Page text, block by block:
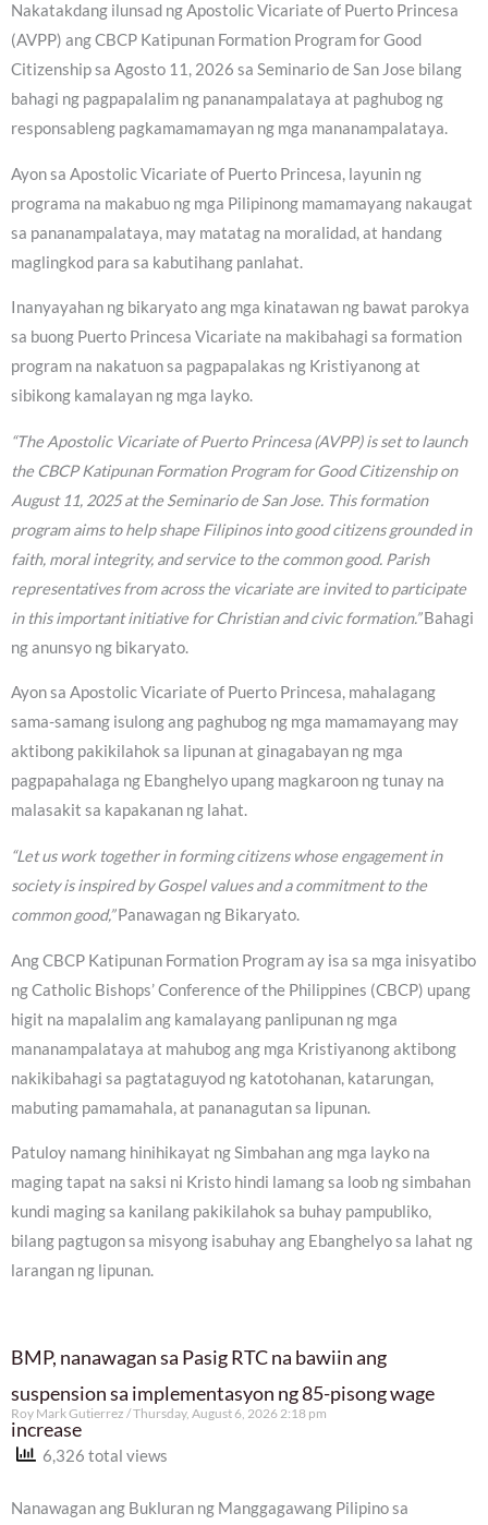
Nakatakdang ilunsad ng Apostolic Vicariate of Puerto Princesa
(AVPP) ang CBCP Katipunan Formation Program for Good
Citizenship sa Agosto 11, 2026 sa Seminario de San Jose bilang
bahagi ng pagpapalalim ng pananampalataya at paghubog ng
responsableng pagkamamamayan ng mga mananampalataya.
Ayon sa Apostolic Vicariate of Puerto Princesa, layunin ng
programa na makabuo ng mga Pilipinong mamamayang nakaugat
sa pananampalataya, may matatag na moralidad, at handang
maglingkod para sa kabutihang panlahat.
Inanyayahan ng bikaryato ang mga kinatawan ng bawat parokya
sa buong Puerto Princesa Vicariate na makibahagi sa formation
program na nakatuon sa pagpapalakas ng Kristiyanong at
sibikong kamalayan ng mga layko.
“The Apostolic Vicariate of Puerto Princesa (AVPP) is set to launch
the CBCP Katipunan Formation Program for Good Citizenship on
August 11, 2025 at the Seminario de San Jose. This formation
program aims to help shape Filipinos into good citizens grounded in
faith, moral integrity, and service to the common good. Parish
representatives from across the vicariate are invited to participate
in this important initiative for Christian and civic formation.”Bahagi
ng anunsyo ng bikaryato.
Ayon sa Apostolic Vicariate of Puerto Princesa, mahalagang
sama-samang isulong ang paghubog ng mga mamamayang may
aktibong pakikilahok sa lipunan at ginagabayan ng mga
pagpapahalaga ng Ebanghelyo upang magkaroon ng tunay na
malasakit sa kapakanan ng lahat.
“Let us work together in forming citizens whose engagement in
society is inspired by Gospel values and a commitment to the
common good,”Panawagan ng Bikaryato.
Ang CBCP Katipunan Formation Program ay isa sa mga inisyatibo
ng Catholic Bishops’ Conference of the Philippines (CBCP) upang
higit na mapalalim ang kamalayang panlipunan ng mga
mananampalataya at mahubog ang mga Kristiyanong aktibong
nakikibahagi sa pagtataguyod ng katotohanan, katarungan,
mabuting pamamahala, at pananagutan sa lipunan.
Patuloy namang hinihikayat ng Simbahan ang mga layko na
maging tapat na saksi ni Kristo hindi lamang sa loob ng simbahan
kundi maging sa kanilang pakikilahok sa buhay pampubliko,
bilang pagtugon sa misyong isabuhay ang Ebanghelyo sa lahat ng
larangan ng lipunan.
BMP, nanawagan sa Pasig RTC na bawiin ang
suspension sa implementasyon ng 85-pisong wage
increase
Roy Mark Gutierrez Thursday, August 6, 2026 2:18 pm
6,326 total views
Nanawagan ang Bukluran ng Manggagawang Pilipino sa